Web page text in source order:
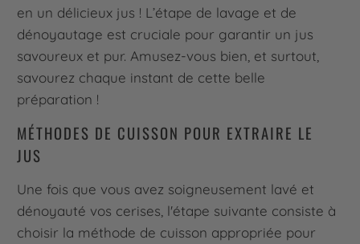
en un délicieux jus ! L’étape de lavage et de
dénoyautage est cruciale pour garantir un jus
savoureux et pur. Amusez-vous bien, et surtout,
savourez chaque instant de cette belle
préparation !
MÉTHODES DE CUISSON POUR EXTRAIRE LE
JUS
Une fois que vous avez soigneusement lavé et
dénoyauté vos cerises, l'étape suivante consiste à
choisir la méthode de cuisson appropriée pour